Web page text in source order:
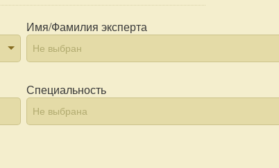
Имя/Фамилия эксперта
Специальность